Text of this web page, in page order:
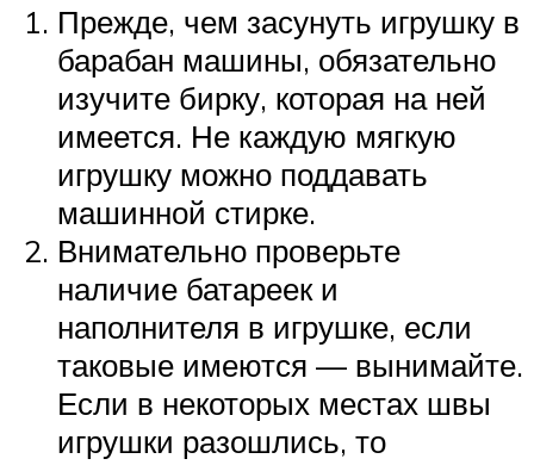
Прежде, чем засунуть игрушку в
барабан машины, обязательно
изучите бирку, которая на ней
имеется. Не каждую мягкую
игрушку можно поддавать
машинной стирке.
Внимательно проверьте
наличие батареек и
наполнителя в игрушке, если
таковые имеются — вынимайте.
Если в некоторых местах швы
игрушки разошлись, то